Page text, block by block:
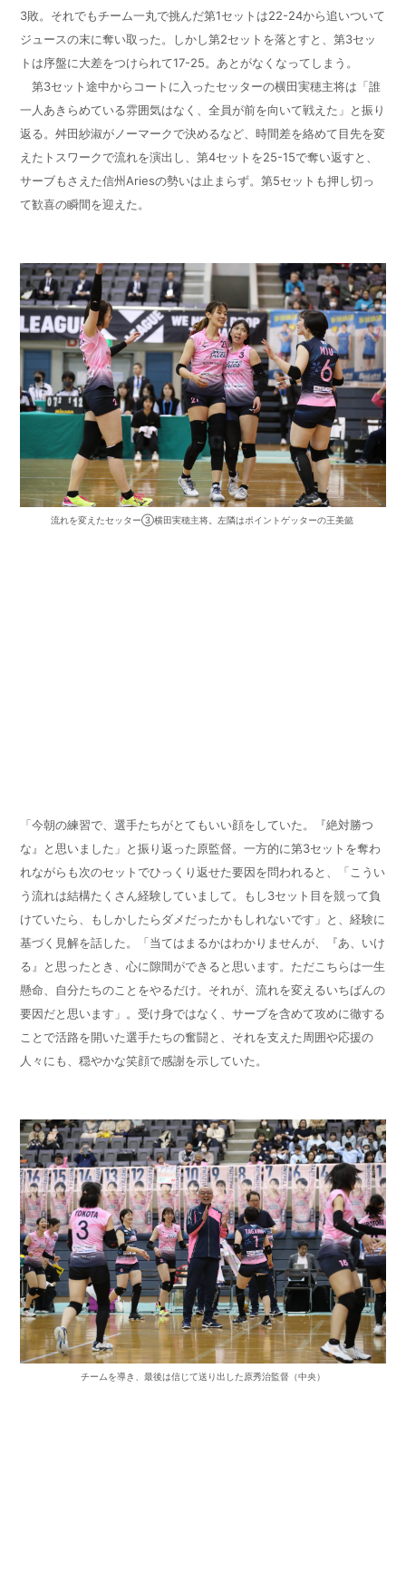
3敗。それでもチーム一丸で挑んだ第1セットは22-24から追いついて
ジュースの末に奪い取った。しかし第2セットを落とすと、第3セッ
トは序盤に大差をつけられて17-25。あとがなくなってしまう。
第3セット途中からコートに入ったセッターの横田実穂主将は「誰
一人あきらめている雰囲気はなく、全員が前を向いて戦えた」と振り
返る。舛田紗淑がノーマークで決めるなど、時間差を絡めて目先を変
えたトスワークで流れを演出し、第4セットを25-15で奪い返すと、
サーブもさえた信州Ariesの勢いは止まらず。第5セットも押し切っ
て歓喜の瞬間を迎えた。
流れを変えたセッター③横田実穂主将。左隣はポイントゲッターの王美懿
「今朝の練習で、選手たちがとてもいい顔をしていた。『絶対勝つ
な』と思いました」と振り返った原監督。一方的に第3セットを奪わ
れながらも次のセットでひっくり返せた要因を問われると、「こうい
う流れは結構たくさん経験していまして。もし3セット目を競って負
けていたら、もしかしたらダメだったかもしれないです」と、経験に
基づく見解を話した。「当てはまるかはわかりませんが、『あ、いけ
る』と思ったとき、心に隙間ができると思います。ただこちらは一生
懸命、自分たちのことをやるだけ。それが、流れを変えるいちばんの
要因だと思います」。受け身ではなく、サーブを含めて攻めに徹する
ことで活路を開いた選手たちの奮闘と、それを支えた周囲や応援の
人々にも、穏やかな笑顔で感謝を示していた。
チームを導き、最後は信じて送り出した原秀治監督（中央）